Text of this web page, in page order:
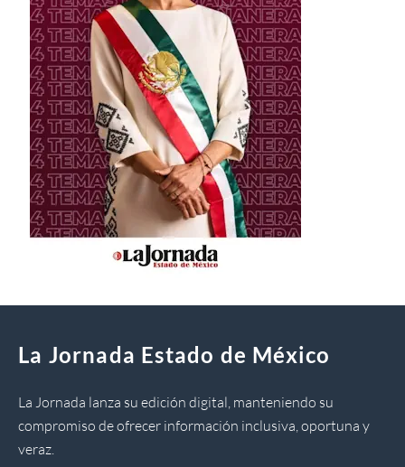
La Jornada Estado de México
La Jornada lanza su edición digital, manteniendo su
compromiso de ofrecer información inclusiva, oportuna y
veraz.